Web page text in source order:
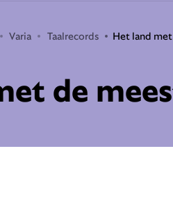
Varia Taalrecords Het land
de